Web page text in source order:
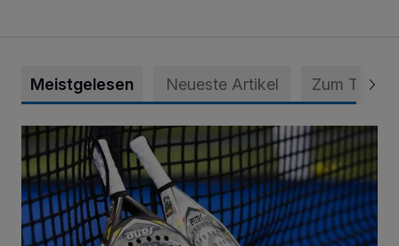
Meistgelesen Neueste Artikel Zum Thema
Tennisclub Oedt weiht neue Padel-Plätze ein